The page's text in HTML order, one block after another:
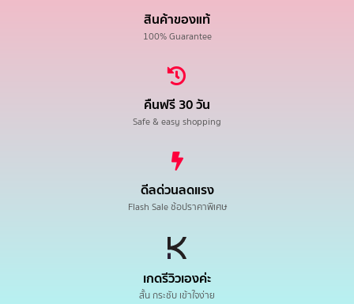
สินค้าของแท้
100% Guarantee
คืนฟรี 30 วัน
Safe & easy shopping
ดีลด่วนลดแรง
Flash Sale ช้อปราคาพิเศษ
เกดรีวิวเองค่ะ
สั้น กระชับ เข้าใจง่าย